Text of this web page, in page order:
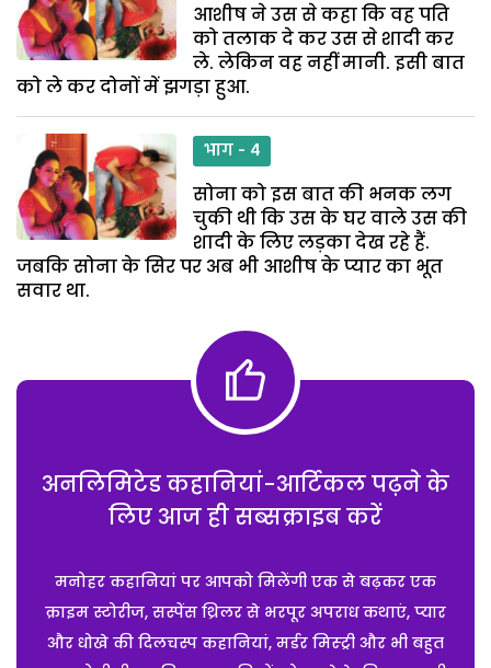
आशीष ने उस से कहा कि वह पति
को तलाक दे कर उस से शादी कर
ले. लेकिन वह नहीं मानी. इसी बात
को ले कर दोनों में झगड़ा हुआ.
भाग - 4
सोना को इस बात की भनक लग
चुकी थी कि उस के घर वाले उस की
शादी के लिए लड़का देख रहे हैं.
जबकि सोना के सिर पर अब भी आशीष के प्यार का भूत
सवार था.
अनलिमिटेड कहानियां-आर्टिकल पढ़ने के
लिए आज ही सब्सक्राइब करें
मनोहर कहानियां पर आपको मिलेंगी एक से बढ़कर एक
क्राइम स्टोरीज, सस्पेंस थ्रिलर से भरपूर अपराध कथाएं, प्यार
और धोखे की दिलचस्प कहानियां, मर्डर मिस्ट्री और भी बहुत